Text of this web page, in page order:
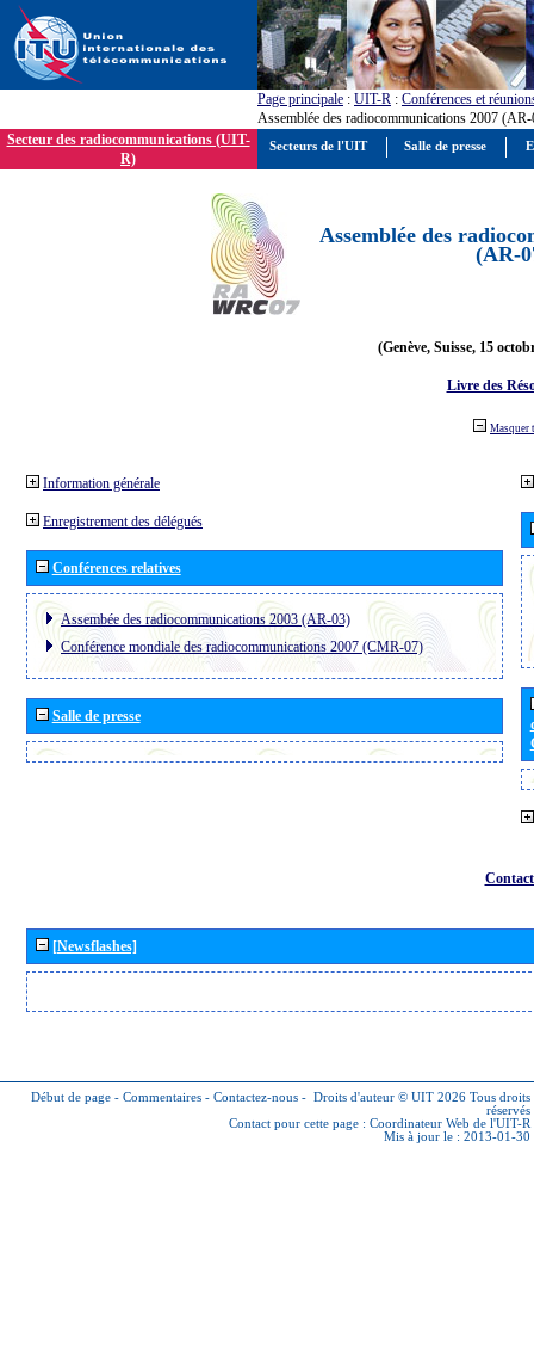
Page principale : UIT-R : Conférences et
Assemblée des radiocommunications 2007
Secteur des radiocommunications (UIT-
R)
Assemblée des
(AR-
(Genève, Suisse, 15
Livre des
Masquer
Information générale
Enregistrement des délégués
Conférences relatives
Assembée des radiocommunications 2003 (AR-03)
Conférence mondiale des radiocommunications 2007 (CMR-07)
Salle de presse
[Newsflashes]
Début de page - Commentaires - Contactez-nous - Droits d'auteur © UIT 2026 Tous droits
réservés
Contact pour cette page : Coordinateur Web de l'UIT-R
Mis à jour le : 2013-01-30
Secteurs de l'UIT Salle de presse